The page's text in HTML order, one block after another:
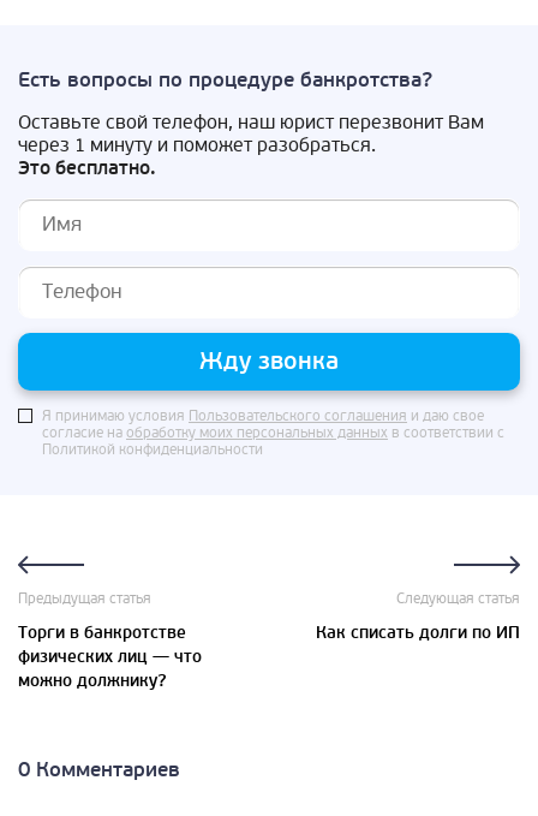
Есть вопросы по процедуре банкротства?
Оставьте свой телефон, наш юрист перезвонит Вам
через 1 минуту и поможет разобраться.
Это бесплатно.
Жду звонка
Я принимаю условия Пользовательского соглашения и даю свое
согласие на обработку моих персональных данных в соответствии с
Политикой конфиденциальности
Предыдущая статья
Торги в банкротстве
физических лиц — что
можно должнику?
Следующая статья
Как списать долги по ИП
0 Комментариев